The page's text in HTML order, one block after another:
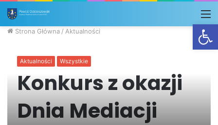
Strona Główna / Aktualności
Aktualności Wszystkie
Konkurs z okazji
Dnia Mediacji